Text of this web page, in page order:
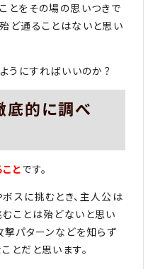
とをその場の思いつきで
ど通ることはないと思い
ようにすればいいのか？
底的に調べ
とです。
スに挑むとき、主人公は
ことは殆どないと思い
撃パターンなどを知らず
とだと思います。